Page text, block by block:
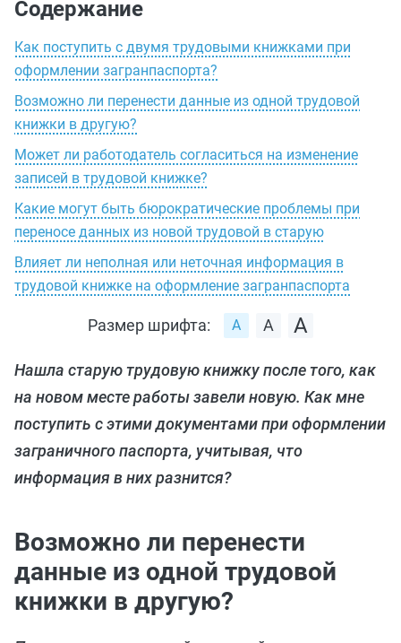
Содержание
Как поступить с двумя трудовыми книжками при
оформлении загранпаспорта?
Возможно ли перенести данные из одной трудовой
книжки в другую?
Может ли работодатель согласиться на изменение
записей в трудовой книжке?
Какие могут быть бюрократические проблемы при
переносе данных из новой трудовой в старую
Влияет ли неполная или неточная информация в
трудовой книжке на оформление загранпаспорта
Размер шрифта:
Нашла старую трудовую книжку после того, как
на новом месте работы завели новую. Как мне
поступить с этими документами при оформлении
заграничного паспорта, учитывая, что
информация в них разнится?
Возможно ли перенести
данные из одной трудовой
книжки в другую?